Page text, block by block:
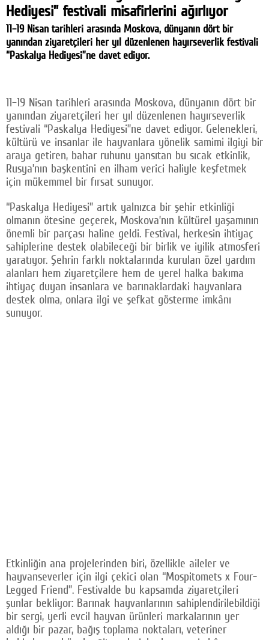
Facebook
Twitter
Google Plus
Hediyesi” festivali misafirlerini ağırlıyor
11–19 Nisan tarihleri arasında Moskova, dünyanın dört bir
yanından ziyaretçileri her yıl düzenlenen hayırseverlik festivali
“Paskalya Hediyesi”ne davet ediyor.
11–19 Nisan tarihleri arasında Moskova, dünyanın dört bir
yanından ziyaretçileri her yıl düzenlenen hayırseverlik
festivali “Paskalya Hediyesi”ne davet ediyor. Gelenekleri,
kültürü ve insanlar ile hayvanlara yönelik samimi ilgiyi bir
araya getiren, bahar ruhunu yansıtan bu sıcak etkinlik,
Rusya’nın başkentini en ilham verici haliyle keşfetmek
için mükemmel bir fırsat sunuyor.
“Paskalya Hediyesi” artık yalnızca bir şehir etkinliği
olmanın ötesine geçerek, Moskova’nın kültürel yaşamının
önemli bir parçası haline geldi. Festival, herkesin ihtiyaç
sahiplerine destek olabileceği bir birlik ve iyilik atmosferi
yaratıyor. Şehrin farklı noktalarında kurulan özel yardım
alanları hem ziyaretçilere hem de yerel halka bakıma
ihtiyaç duyan insanlara ve barınaklardaki hayvanlara
destek olma, onlara ilgi ve şefkat gösterme imkânı
sunuyor.
Etkinliğin ana projelerinden biri, özellikle aileler ve
hayvanseverler için ilgi çekici olan “Mospitomets x Four-
Legged Friend”. Festivalde bu kapsamda ziyaretçileri
şunlar bekliyor: Barınak hayvanlarının sahiplendirilebildiği
bir sergi, yerli evcil hayvan ürünleri markalarının yer
aldığı bir pazar, bağış toplama noktaları, veteriner